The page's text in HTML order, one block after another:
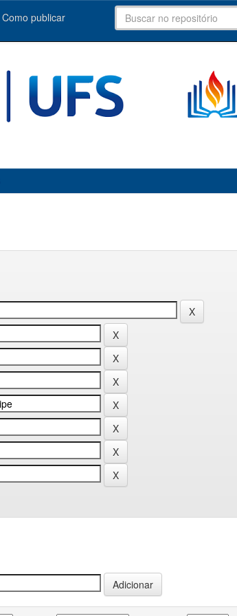
Como publicar